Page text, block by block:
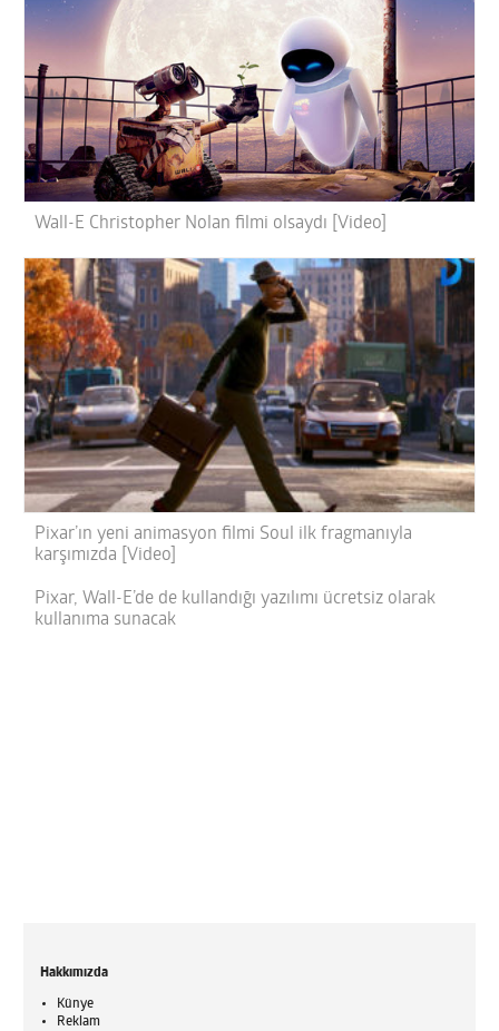
Wall-E Christopher Nolan filmi olsaydı [Video]
Pixar’ın yeni animasyon filmi Soul ilk fragmanıyla
karşımızda [Video]
Pixar, Wall-E’de de kullandığı yazılımı ücretsiz olarak
kullanıma sunacak
Hakkımızda
Künye
Reklam